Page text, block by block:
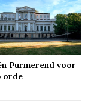
Purmerend voor
orde